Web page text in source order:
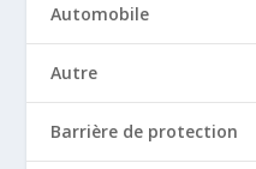
Automobile
Autre
Barrière de protection